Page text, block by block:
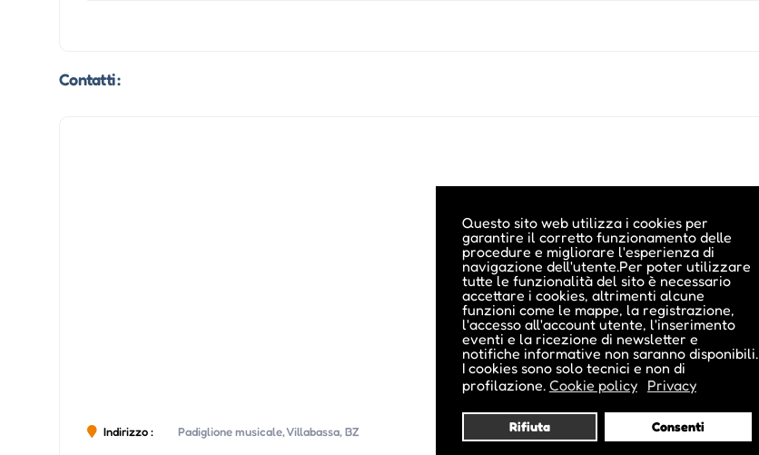
Questo sito web utilizza i cookies per
garantire il corretto funzionamento delle
procedure e migliorare l'esperienza di
navigazione dell'utente.Per poter utilizzare
tutte le funzionalità del sito è necessario
accettare i cookies, altrimenti alcune
funzioni come le mappe, la registrazione,
l'accesso all'account utente, l'inserimento
eventi e la ricezione di newsletter e
notifiche informative non saranno disponibili.
I cookies sono solo tecnici e non di
profilazione. Cookie policy Privacy
Rifiuta Consenti
Contatti :
Indirizzo : Padiglione musicale, Villabassa, BZ